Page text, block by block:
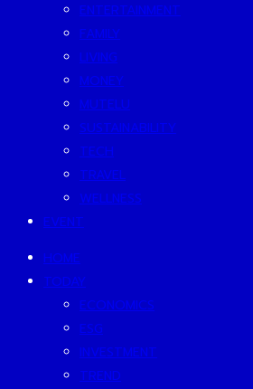
ENTERTAINMENT
FAMILY
LIVING
MONEY
MUTELU
SUSTAINABILITY
TECH
TRAVEL
WELLNESS
EVENT
HOME
TODAY
ECONOMICS
ESG
INVESTMENT
TREND